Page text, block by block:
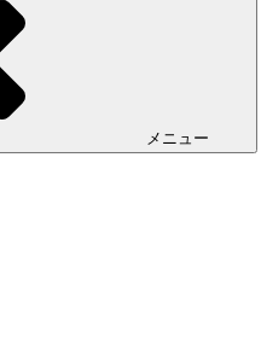
メニュー